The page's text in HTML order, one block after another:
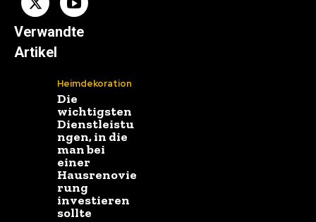
Verwandte
Artikel
Heimdekoration
Die
wichtigsten
Dienstleistu
ngen, in die
man bei
einer
Hausrenovie
rung
investieren
sollte